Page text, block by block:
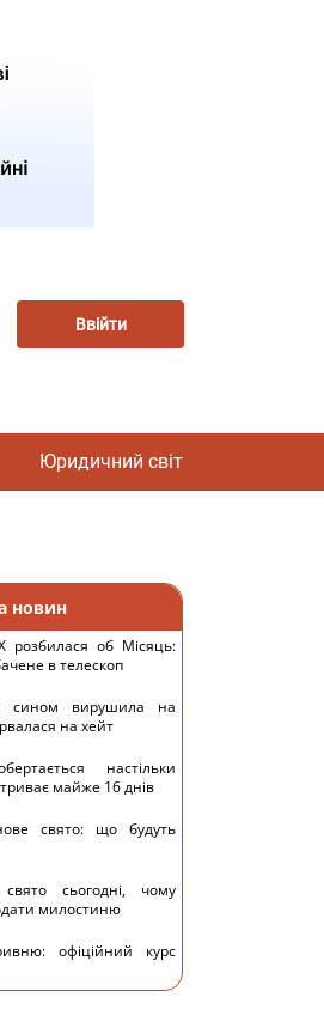
Ввійти
Юридичний світ
новин
розбилася об Місяць:
в телескоп
сином вирушила на
на хейт
настільки
майже 16 днів
свято: що будуть
сьогодні, чому
милостиню
офіційний курс